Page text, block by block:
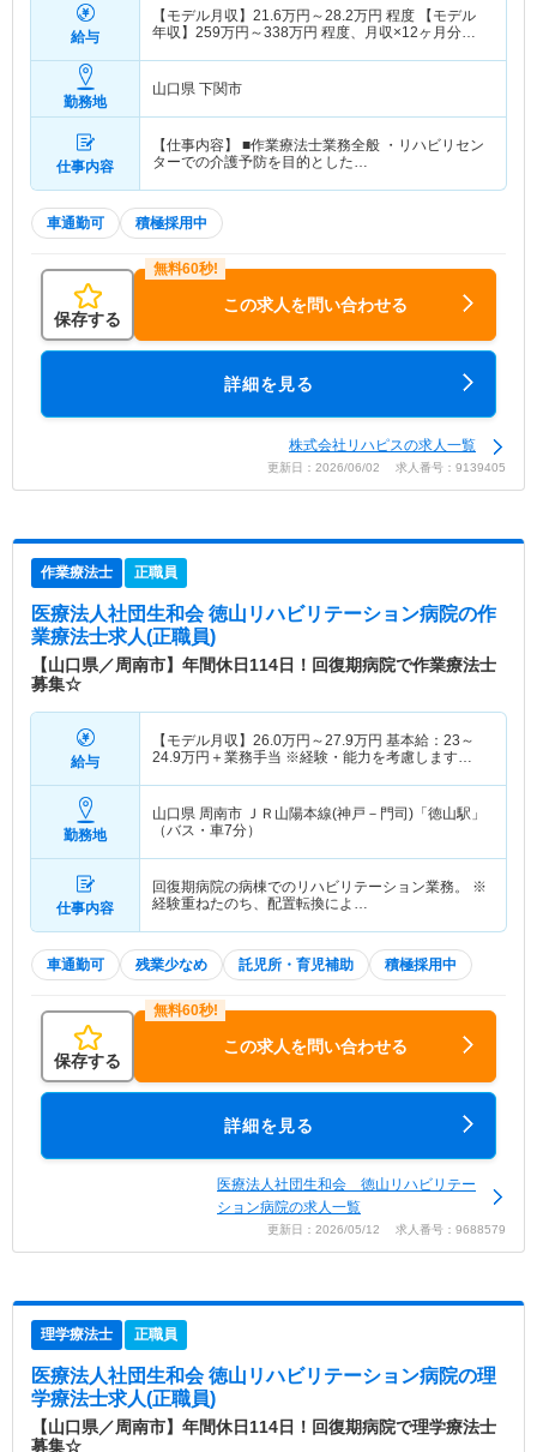
給与
【モデル月収】 21.6万円～28.2万円 程度 【モデル
年収】 259万円～338万円 程度、月収×12ヶ月分
勤務地
山口県 下関市
仕事内容
【仕事内容】 ■作業療法士業務全般 ・リハビリセン
ターでの介護予防を目的とした…
車通勤可 積極採用中
保存する
この求人を問い合わせる
詳細を見る
株式会社リハピスの求人一覧
更新日：2026/06/02 求人番号：9139405
作業療法士 正職員
医療法人社団生和会 徳山リハビリテーション病院の作
業療法士求人(正職員)
【山口県／周南市】年間休日114日！回復期病院で作業療法士
募集☆
給与
【モデル月収】 26.0万円～27.9万円 基本給：23～
24.9万円＋業務手当 ※経験・能力を考慮します
勤務地
山口県 周南市 ＪＲ山陽本線(神戸－門司)「徳山駅」
（バス・車7分）
仕事内容
回復期病院の病棟でのリハビリテーション業務。 ※
経験重ねたのち、配置転換によ…
車通勤可 残業少なめ 託児所・育児補助 積極採用中
保存する
この求人を問い合わせる
詳細を見る
医療法人社団生和会 徳山リハビリテー
ション病院の求人一覧
更新日：2026/05/12 求人番号：9688579
理学療法士 正職員
医療法人社団生和会 徳山リハビリテーション病院の理
学療法士求人(正職員)
【山口県／周南市】年間休日114日！回復期病院で理学療法士
募集☆